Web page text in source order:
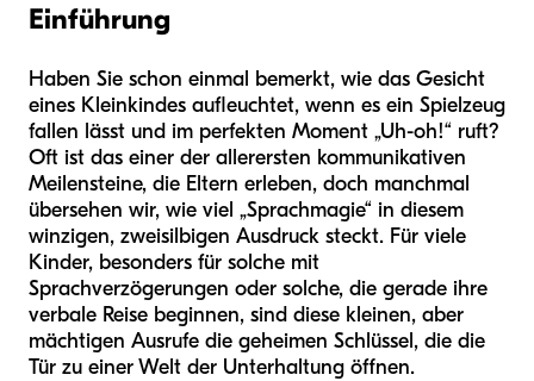
Einführung
Haben Sie schon einmal bemerkt, wie das Gesicht
eines Kleinkindes aufleuchtet, wenn es ein Spielzeug
fallen lässt und im perfekten Moment „Uh-oh!“ ruft?
Oft ist das einer der allerersten kommunikativen
Meilensteine, die Eltern erleben, doch manchmal
übersehen wir, wie viel „Sprachmagie“ in diesem
winzigen, zweisilbigen Ausdruck steckt. Für viele
Kinder, besonders für solche mit
Sprachverzögerungen oder solche, die gerade ihre
verbale Reise beginnen, sind diese kleinen, aber
mächtigen Ausrufe die geheimen Schlüssel, die die
Tür zu einer Welt der Unterhaltung öffnen.